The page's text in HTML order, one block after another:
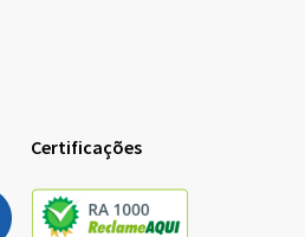
Certificações